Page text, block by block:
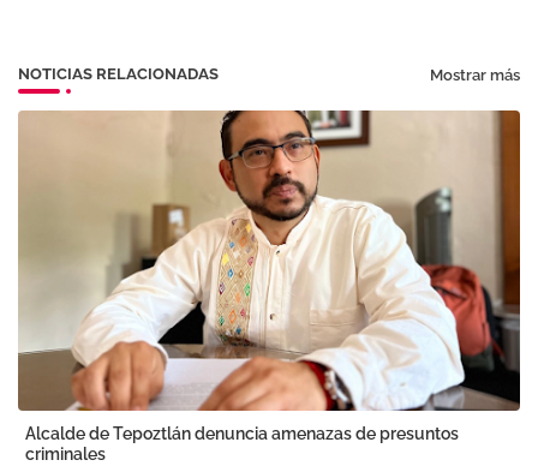
NOTICIAS RELACIONADAS Mostrar más
Alcalde de Tepoztlán denuncia amenazas de presuntos
criminales